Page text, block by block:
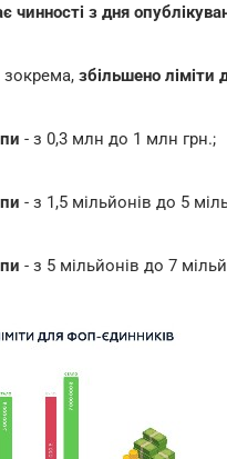
чинності з дня
збільшено
- з 0,3 млн до 1 млн грн.;
- з 1,5 мільйонів до 5
- з 5 мільйонів до 7